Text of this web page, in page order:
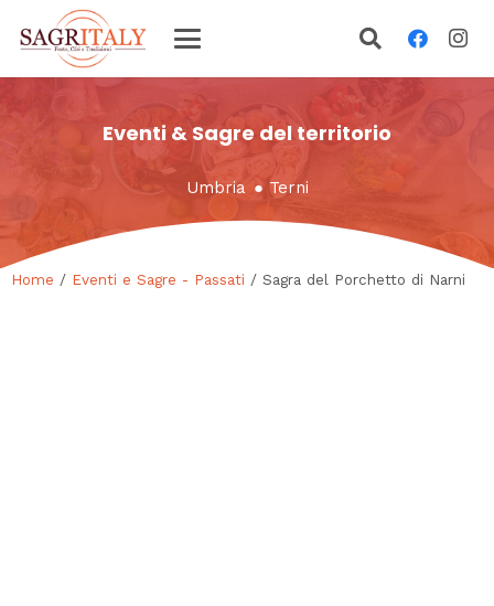
Eventi & Sagre del territorio
Umbria ● Terni
Home / Eventi e Sagre - Passati / Sagra del Porchetto di Narni